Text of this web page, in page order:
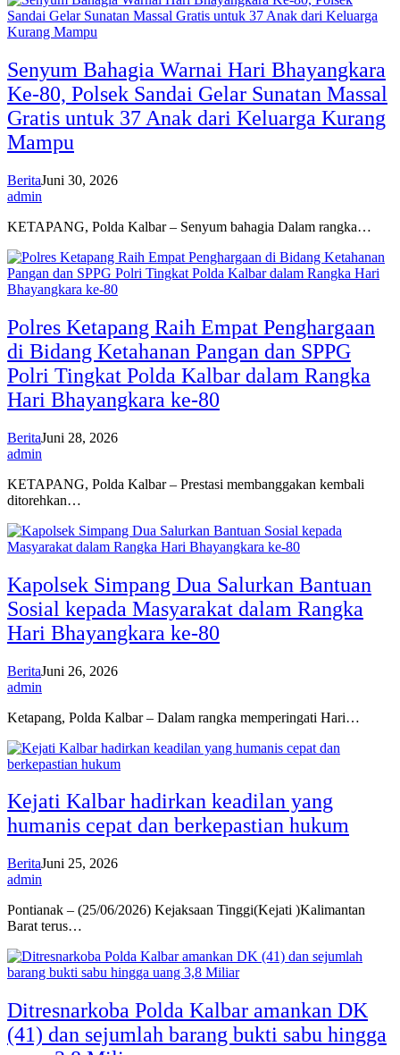
Senyum Bahagia Warnai Hari Bhayangkara
Ke-80, Polsek Sandai Gelar Sunatan Massal
Gratis untuk 37 Anak dari Keluarga Kurang
Mampu
BeritaJuni 30, 2026
admin
KETAPANG, Polda Kalbar – Senyum bahagia Dalam rangka…
Polres Ketapang Raih Empat Penghargaan
di Bidang Ketahanan Pangan dan SPPG
Polri Tingkat Polda Kalbar dalam Rangka
Hari Bhayangkara ke-80
BeritaJuni 28, 2026
admin
KETAPANG, Polda Kalbar – Prestasi membanggakan kembali
ditorehkan…
Kapolsek Simpang Dua Salurkan Bantuan
Sosial kepada Masyarakat dalam Rangka
Hari Bhayangkara ke-80
BeritaJuni 26, 2026
admin
Ketapang, Polda Kalbar – Dalam rangka memperingati Hari…
Kejati Kalbar hadirkan keadilan yang
humanis cepat dan berkepastian hukum
BeritaJuni 25, 2026
admin
Pontianak – (25/06/2026) Kejaksaan Tinggi(Kejati )Kalimantan
Barat terus…
Ditresnarkoba Polda Kalbar amankan DK
(41) dan sejumlah barang bukti sabu hingga